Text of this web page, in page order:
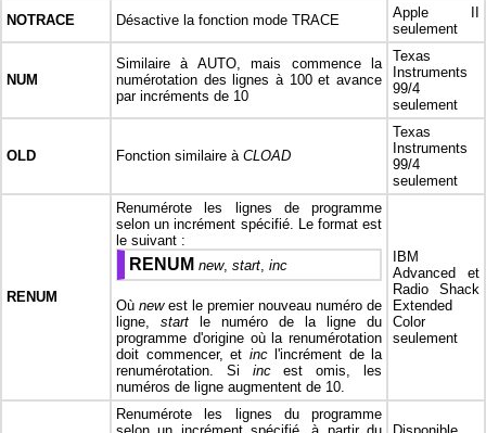
NOTRACE Désactive la fonction mode TRACE
Apple II
seulement
NUM
Similaire à AUTO, mais commence la
numérotation des lignes à 100 et avance
par incréments de 10
Texas
Instruments
99/4
seulement
OLD Fonction similaire à CLOAD
Texas
Instruments
99/4
seulement
RENUM
Renumérote les lignes de programme
selon un incrément spécifié. Le format est
le suivant :
RENUM new, start, inc
Où newest le premier nouveau numéro de
ligne, start le numéro de la ligne du
programme d'origine où la renumérotation
doit commencer, et incl'incrément de la
renumérotation. Si incest omis, les
numéros de ligne augmentent de 10.
IBM
Advanced et
Radio Shack
Extended
Color
seulement
Renumérote les lignes du programme